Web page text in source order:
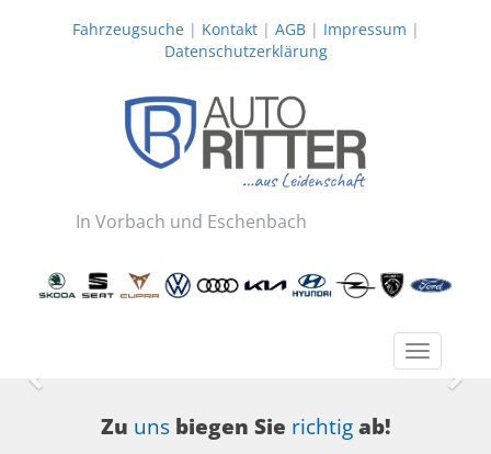
Fahrzeugsuche| Kontakt| AGB| Impressum |
Datenschutzerklärung
In Vorbach und Eschenbach
Toggle
Zurück
Zu unsbiegen Sie richtigab!